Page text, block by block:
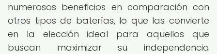
numerosos beneficios en comparación con
otros tipos de baterías, lo que las convierte
en la elección ideal para aquellos que
buscan maximizar su independencia